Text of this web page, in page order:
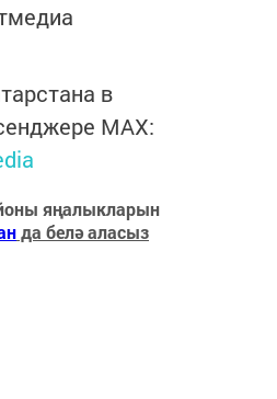
в
MАХ:
яңалыкларын
да белә аласыз